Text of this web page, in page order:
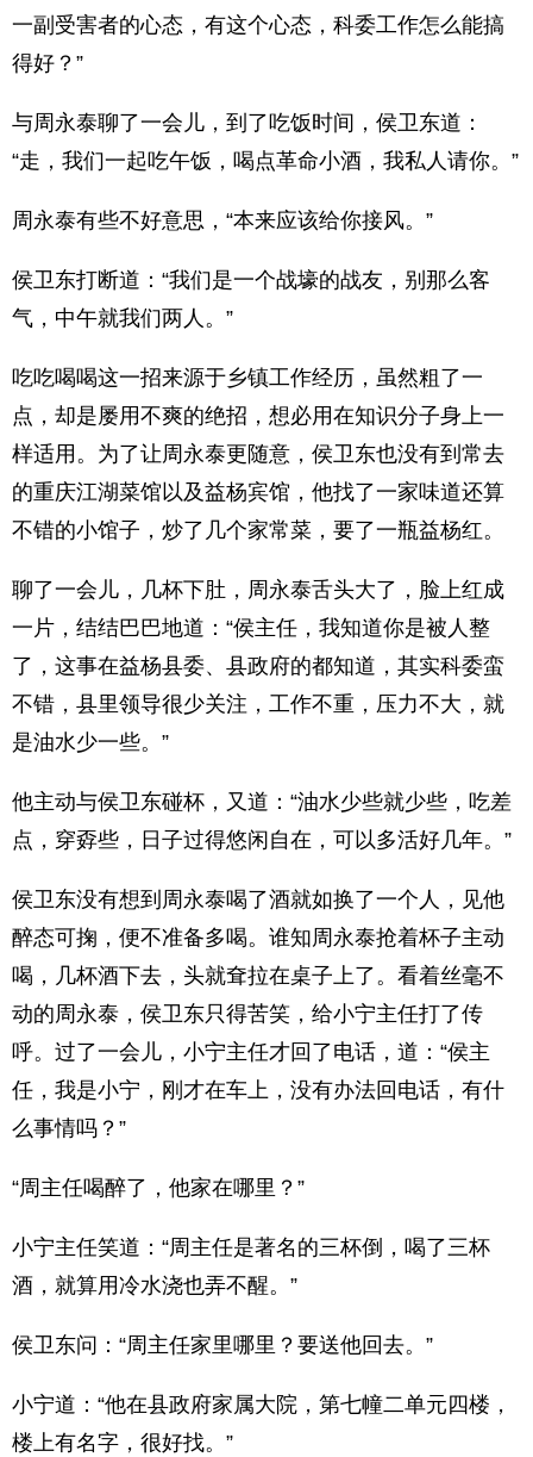
一副受害者的心态，有这个心态，科委工作怎么能搞
得好？”
与周永泰聊了一会儿，到了吃饭时间，侯卫东道：
“走，我们一起吃午饭，喝点革命小酒，我私人请你。”
周永泰有些不好意思，“本来应该给你接风。”
侯卫东打断道：“我们是一个战壕的战友，别那么客
气，中午就我们两人。”
吃吃喝喝这一招来源于乡镇工作经历，虽然粗了一
点，却是屡用不爽的绝招，想必用在知识分子身上一
样适用。为了让周永泰更随意，侯卫东也没有到常去
的重庆江湖菜馆以及益杨宾馆，他找了一家味道还算
不错的小馆子，炒了几个家常菜，要了一瓶益杨红。
聊了一会儿，几杯下肚，周永泰舌头大了，脸上红成
一片，结结巴巴地道：“侯主任，我知道你是被人整
了，这事在益杨县委、县政府的都知道，其实科委蛮
不错，县里领导很少关注，工作不重，压力不大，就
是油水少一些。”
他主动与侯卫东碰杯，又道：“油水少些就少些，吃差
点，穿孬些，日子过得悠闲自在，可以多活好几年。”
侯卫东没有想到周永泰喝了酒就如换了一个人，见他
醉态可掬，便不准备多喝。谁知周永泰抢着杯子主动
喝，几杯酒下去，头就耷拉在桌子上了。看着丝毫不
动的周永泰，侯卫东只得苦笑，给小宁主任打了传
呼。过了一会儿，小宁主任才回了电话，道：“侯主
任，我是小宁，刚才在车上，没有办法回电话，有什
么事情吗？”
“周主任喝醉了，他家在哪里？”
小宁主任笑道：“周主任是著名的三杯倒，喝了三杯
酒，就算用冷水浇也弄不醒。”
侯卫东问：“周主任家里哪里？要送他回去。”
小宁道：“他在县政府家属大院，第七幢二单元四楼，
楼上有名字，很好找。”